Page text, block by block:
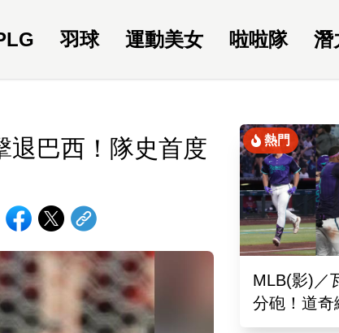
羽球 運動美女 啦啦隊 潛
退巴西！隊史首度
熱門
MLB(影)／
分砲！道奇